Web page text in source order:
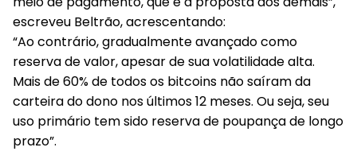
escreveu Beltrão, acrescentando:
“Ao contrário, gradualmente avançado como
reserva de valor, apesar de sua volatilidade alta.
Mais de 60% de todos os bitcoins não saíram da
carteira do dono nos últimos 12 meses. Ou seja, seu
uso primário tem sido reserva de poupança de longo
prazo”.